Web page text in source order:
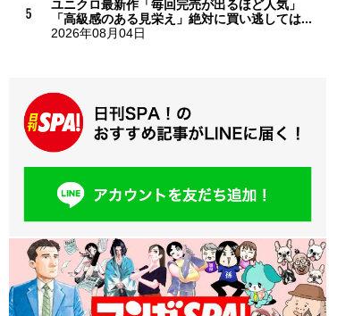
ユニクロ最新作「毎回完売が出るほど人気」
「高級感のある見栄え」絶対に買い逃しては...
2026年08月04日